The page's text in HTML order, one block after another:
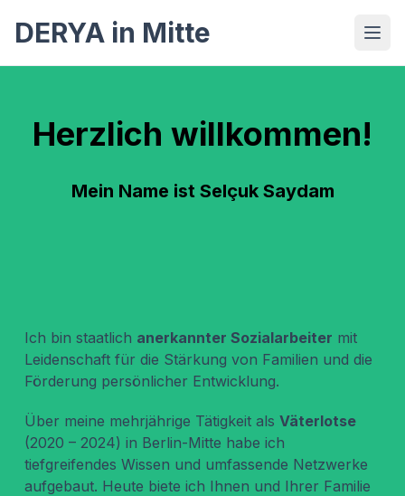
DERYA in Mitte
Herzlich willkommen!
Mein Name ist Selçuk Saydam
Ich bin staatlich anerkannter Sozialarbeiter mit
Leidenschaft für die Stärkung von Familien und die
Förderung persönlicher Entwicklung.
Über meine mehrjährige Tätigkeit als Väterlotse
(2020 – 2024) in Berlin-Mitte habe ich
tiefgreifendes Wissen und umfassende Netzwerke
aufgebaut. Heute biete ich Ihnen und Ihrer Familie